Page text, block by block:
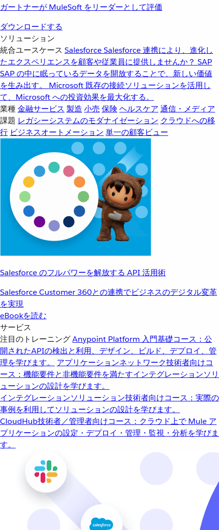
ガートナーが MuleSoft をリーダーとして評価
ダウンロードする
ソリューション
統合ユースケース SalesforceSalesforce 連携により、進化し
たエクスペリエンスを顧客や従業員に提供しませんか？ SAP
SAP の中に眠っているデータを開放することで、新しい価値
を生み出す。
Microsoft 既存の接続ソリューションを活用し
て、Microsoft への投資効果を最大化する。
業種金融サービス 製造 小売 保険 ヘルスケア 通信・メディア
課題 レガシーシステムのモダナイゼーション クラウドへの移
行 ビジネスオートメーション 単一の顧客ビュー
Salesforce のフルパワーを解放する API 活用術
Salesforce Customer 360との連携でビジネスのデジタル変革
を実現
eBookを読む
サービス
注目のトレーニングAnypoint Platform 入門基礎コース：公
開されたAPIの検出と利用、デザイン、ビルド、デプロイ、管
理を学びます。
アプリケーションネットワーク技術者向けコ
ース：機能要件と非機能要件を満たすインテグレーションソリ
ューションの設計を学びます。
インテグレーションソリューション技術者向けコース：実際の
事例を利用してソリューションの設計を学びます。
CloudHub技術者／管理者向けコース：クラウド上で Mule ア
プリケーションの設定・デプロイ・管理・監視・分析を学びま
す。